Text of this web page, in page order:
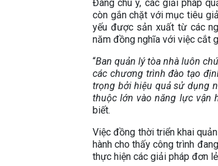
Đáng chú ý, các giải pháp
còn gắn chặt với mục tiêu
yếu được sản xuất từ các
năm đồng nghĩa với việc cắt
“Ban quản lý tòa nhà luôn
các chương trình đào tạo
trọng bởi hiệu quả sử dụng
thuộc lớn vào năng lực vận
biết.
Việc đồng thời triển khai
hành cho thấy công trình
thực hiện các giải pháp đơn